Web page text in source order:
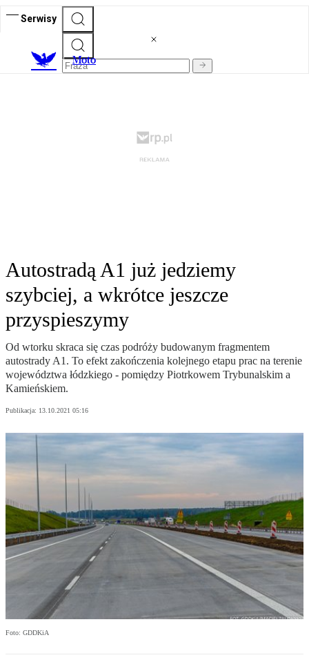
Serwisy
Moto
Autostradą A1 już jedziemy
szybciej, a wkrótce jeszcze
przyspieszymy
Od wtorku skraca się czas podróży budowanym fragmentem
autostrady A1. To efekt zakończenia kolejnego etapu prac na terenie
województwa łódzkiego - pomiędzy Piotrkowem Trybunalskim a
Kamieńskiem.
Publikacja: 13.10.2021 05:16
Foto: GDDKiA